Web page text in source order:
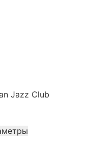
Jazz Club
Этот